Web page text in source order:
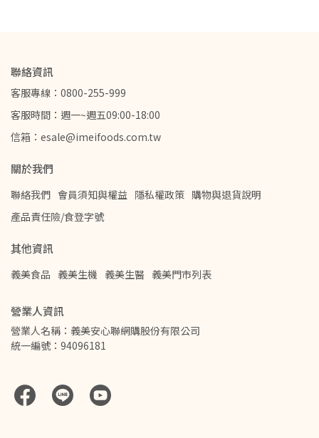
聯絡資訊
客服專線：0800-255-999
客服時間：週一~週五09:00-18:00
信箱：esale@imeifoods.com.tw
關於我們
聯絡我們 會員須知與權益 隱私權政策 購物與退貨說明
產品責任險/食登字號
其他資訊
義美食品 義美生機 義美生醫 義美門市列表
營業人資訊
營業人名稱：義美安心聯網購股份有限公司
統一編號：94096181